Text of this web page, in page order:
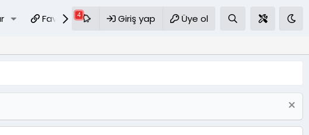
Favoriler S.S.S
Giriş yap Üye ol